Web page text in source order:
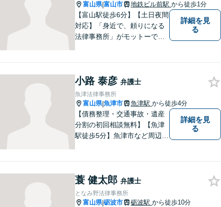
富山県|富山市 地鉄ビル前駅 から徒歩1分
【富山駅徒歩6分】【土日夜間
対応】「身近で、頼りになる
法律事務所」がモットーで
す。お悩みになる前に、ご相
談ください。【24Hメール受
付】
詳細を見
る
小路 泰彦 弁護士
魚津法律事務所
富山県|魚津市 魚津駅 から徒歩4分
【債務整理・交通事故・遺産
分割の初回相談無料】【魚津
駅徒歩5分】魚津市など周辺地
詳細を見
る
蓑 健太郎 弁護士
となみ野法律事務所
富山県|砺波市 砺波駅 から徒歩10分